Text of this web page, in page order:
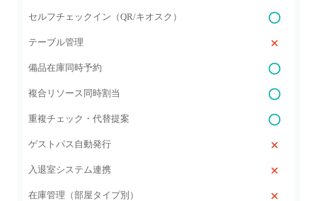
セルフチェックイン（QR/キオスク）
テーブル管理
備品在庫同時予約
複合リソース同時割当
重複チェック・代替提案
ゲストパス自動発行
入退室システム連携
在庫管理（部屋タイプ別）